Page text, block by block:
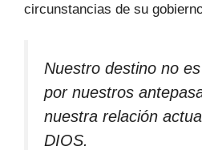
circunstancias de su
Nuestro destino no
por nuestros
nuestra relación
DIOS.